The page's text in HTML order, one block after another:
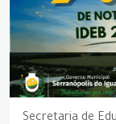
Secretaria de